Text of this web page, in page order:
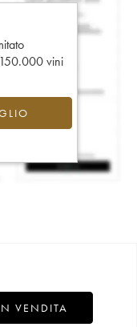
vini
VENDITA